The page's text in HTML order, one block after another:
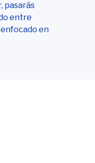
pasarás
entre
en